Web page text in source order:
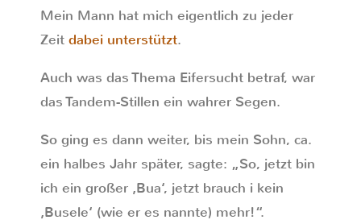
Mein Mann hat mich eigentlich zu jeder
Zeit dabei unterstützt.
Auch was das Thema Eifersucht betraf, war
das Tandem-Stillen ein wahrer Segen.
So ging es dann weiter, bis mein Sohn, ca.
ein halbes Jahr später, sagte: „So, jetzt bin
ich ein großer ‚Bua‘, jetzt brauch i kein
‚Busele‘ (wie er es nannte) mehr!“.